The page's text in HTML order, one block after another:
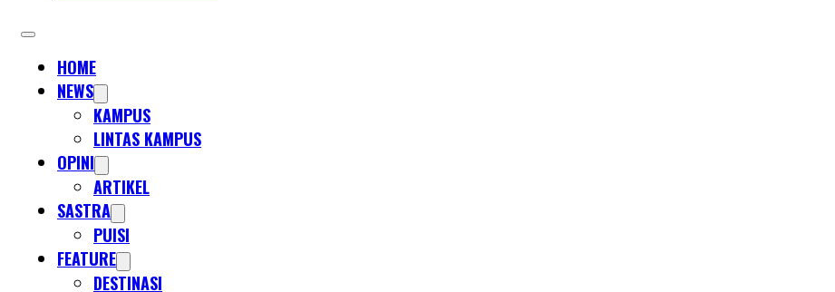
HOME
NEWS
KAMPUS
LINTAS KAMPUS
OPINI
ARTIKEL
SASTRA
PUISI
FEATURE
DESTINASI